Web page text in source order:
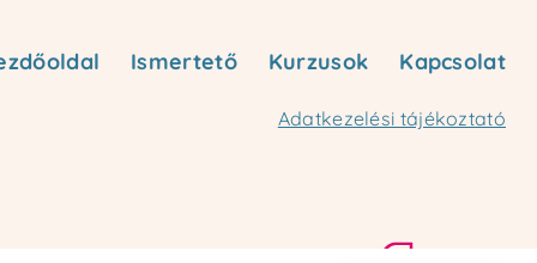
Ismertető Kurzusok Kapcsolat
Adatkezelési tájékoztató